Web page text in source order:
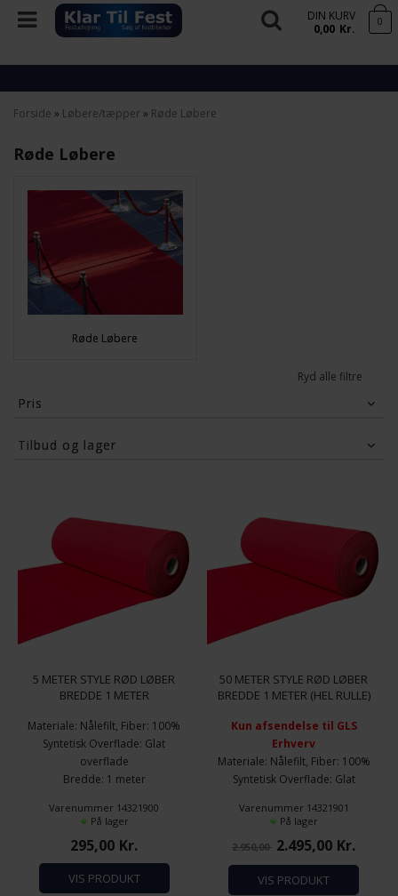
DIN KURV
0,00 Kr. 0
Forside » Løbere/tæpper » Røde Løbere
Røde Løbere
Røde Løbere
Ryd alle filtre
Pris
Tilbud og lager
5 METER STYLE RØD LØBER
BREDDE 1 METER
Materiale: Nålefilt, Fiber: 100%
Syntetisk Overflade: Glat
overflade
Bredde: 1 meter
Brandhæmmende: Bfl-
S/EN13501-1
Totalvægt 300 gram/m2
Varenummer 14321900
På lager
295,00 Kr.
VIS PRODUKT
50 METER STYLE RØD LØBER
BREDDE 1 METER (HEL RULLE)
Kun afsendelse til GLS
Erhverv
Materiale: Nålefilt, Fiber: 100%
Syntetisk Overflade: Glat
Bredde: 1 meter
Længde: 50 meter
Brandhæmmende: Bfl-
S/EN13501-1
Totalvægt 300 gram/m2
Varenummer 14321901
På lager
2.950,00 2.495,00 Kr.
VIS PRODUKT